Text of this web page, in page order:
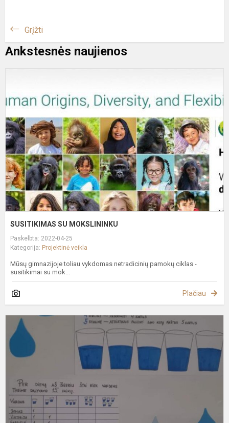
Grįžti
Ankstesnės naujienos
SUSITIKIMAS SU MOKSLININKU
Paskelbta: 2022-04-25
Kategorija: Projektinė veikla
Mūsų gimnazijoje toliau vykdomas netradicinių pamokų ciklas -
susitikimai su mok...
Plačiau